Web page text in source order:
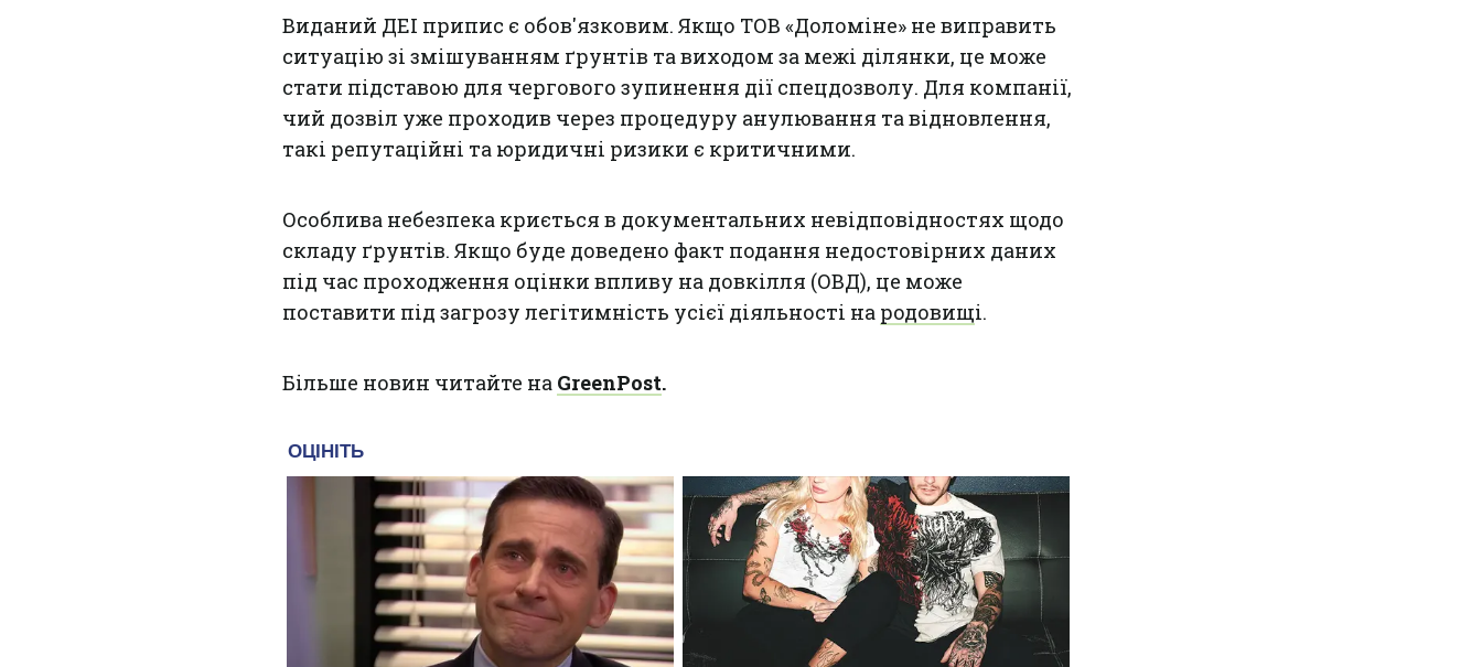
Виданий ДЕІ припис є обов'язковим. Якщо ТОВ «Доломіне» не виправить
ситуацію зі змішуванням ґрунтів та виходом за межі ділянки, це може
стати підставою для чергового зупинення дії спецдозволу. Для компанії,
чий дозвіл уже проходив через процедуру анулювання та відновлення,
такі репутаційні та юридичні ризики є критичними.
Особлива небезпека криється в документальних невідповідностях щодо
складу ґрунтів. Якщо буде доведено факт подання недостовірних даних
під час проходження оцінки впливу на довкілля (ОВД), це може
поставити під загрозу легітимність усієї діяльності на родовищі.
Більше новин читайте на GreenPost.